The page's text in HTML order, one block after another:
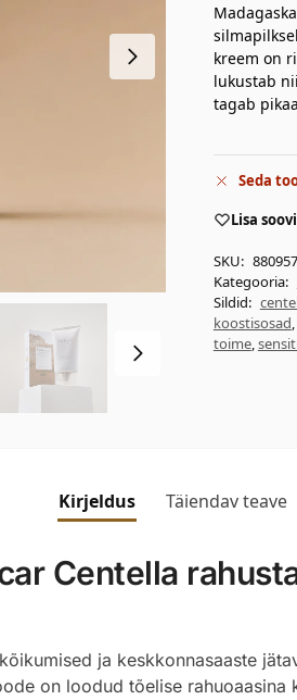
kreem on
lukustab
tagab
Seda
Lisa
SKU:
Kategooria:
Sildid:
koostisosad,
toime,
Kirjeldus Täiendav teave
Centella
ja keskkonnasaaste
on loodud tõelise